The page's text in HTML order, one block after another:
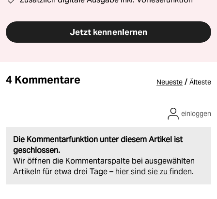
Jetzt kennenlernen
4 Kommentare Neueste / Älteste
Die Kommentarfunktion unter diesem Artikel ist
geschlossen.
Wir öffnen die Kommentarspalte bei ausgewählten
Artikeln für etwa drei Tage – hier sind sie zu finden.
einloggen